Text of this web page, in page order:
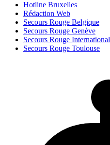
Hotline Bruxelles
Rédaction Web
Secours Rouge Belgique
Secours Rouge Genève
Secours Rouge International
Secours Rouge Toulouse